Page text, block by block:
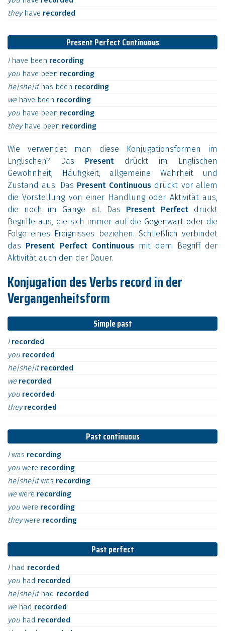
they have recorded
Present Perfect Continuous
I have been recording
you have been recording
he|she|it has been recording
we have been recording
you have been recording
they have been recording
Wie verwendet man diese Konjugationsformen im
Englischen? Das Present drückt im Englischen
Gewohnheit, Häufigkeit, allgemeine Wahrheit und
Zustand aus. Das Present Continuous drückt vor allem
die Vorstellung von einer Handlung oder Aktivität aus,
die noch im Gange ist. Das Present Perfectdrückt
Begriffe aus, die sich immer auf die Gegenwart oder die
Folge eines Ereignisses beziehen. Schließlich verbindet
das Present Perfect Continuousmit dem Begriff der
Aktivität auch den der Dauer.
Konjugation des Verbs record in der
Vergangenheitsform
Simple past
I recorded
you recorded
he|she|itrecorded
we recorded
you recorded
theyrecorded
Past continuous
Iwas recording
you were recording
he|she|itwas recording
wewere recording
you were recording
theywere recording
Past perfect
I had recorded
you had recorded
he|she|it had recorded
we had recorded
you had recorded